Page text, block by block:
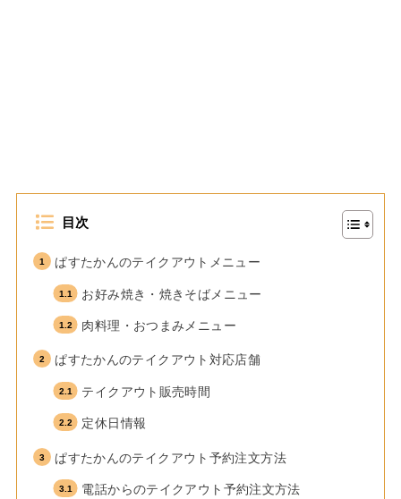
目次
ぱすたかんのテイクアウトメニュー
お好み焼き・焼きそばメニュー
肉料理・おつまみメニュー
ぱすたかんのテイクアウト対応店舗
テイクアウト販売時間
定休日情報
ぱすたかんのテイクアウト予約注文方法
電話からのテイクアウト予約注文方法